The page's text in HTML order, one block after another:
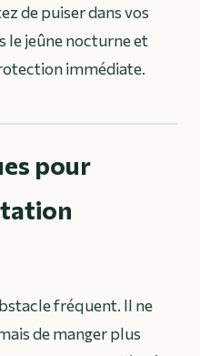
de puiser dans vos
le jeûne nocturne et
immédiate.
pour
fréquent. Il ne
de manger plus